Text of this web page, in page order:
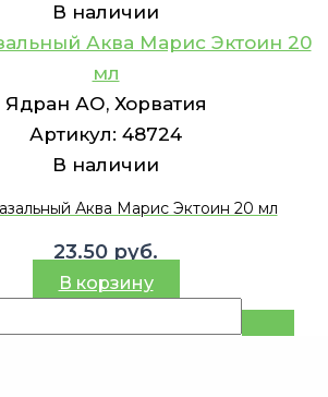
В наличии
Аква Марис Эктоин 20
мл
Ядран АО, Хорватия
Артикул: 48724
В наличии
Аква Марис Эктоин 20 мл
23.50 руб.
В корзину